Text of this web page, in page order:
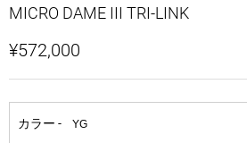
MICRO DAME III TRI-LINK
¥572,000